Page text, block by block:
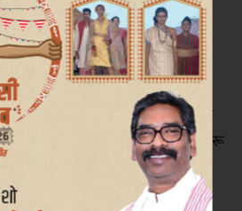
रोहित शर्मा ने कहा, “हम टॉस
ही करते। विकेट काफी सूखा लग
मिलेगी। हमें इंतजार करना होगा और
करता है। कल जब हमने ट्रेनिंग शुरू
के लिए कुछ सीम मूवमेंट देखा।
तैयारी की है। हम सीरीज के